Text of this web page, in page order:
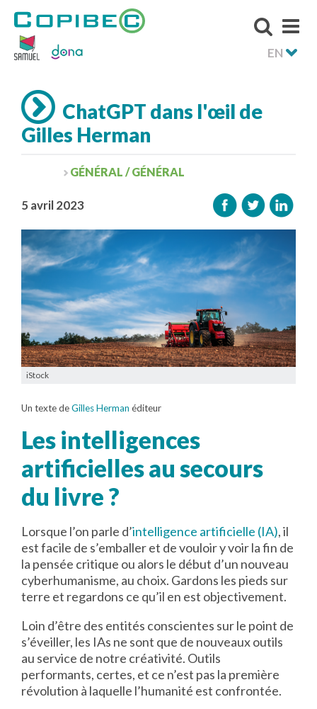
EN
ChatGPT dans l'œil de
Gilles Herman
GÉNÉRAL / GÉNÉRAL
5 avril 2023
iStock
Un texte deGilles Herman éditeur
Les intelligences
artificielles au secours
du livre ?
Lorsque l’on parle d’intelligence artificielle (IA), il
est facile de s’emballer et de vouloir y voir la fin de
la pensée critique ou alors le début d’un nouveau
cyberhumanisme, au choix. Gardons les pieds sur
terre et regardons ce qu’il en est objectivement.
Loin d’être des entités conscientes sur le point de
s’éveiller, les IAs ne sont que de nouveaux outils
au service de notre créativité. Outils
performants, certes, et ce n’est pas la première
révolution à laquelle l’humanité est confrontée.